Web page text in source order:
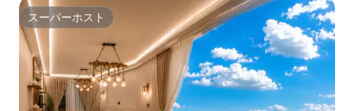
スーパーホスト
スーパーホスト